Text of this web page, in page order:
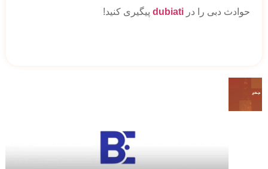
حوادث دبی را در dubiati پیگیری کنید!